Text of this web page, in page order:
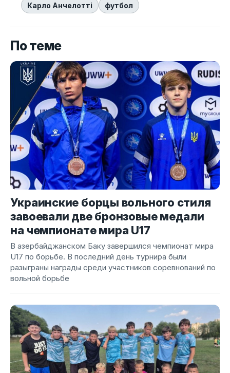
Карло Анчелотті футбол
По теме
Украинские борцы вольного стиля
завоевали две бронзовые медали
на чемпионате мира U17
В азербайджанском Баку завершился чемпионат мира
U17 по борьбе. В последний день турнира были
разыграны награды среди участников соревнований по
вольной борьбе